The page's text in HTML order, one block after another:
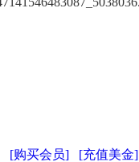
[购买会员] [充值美金]